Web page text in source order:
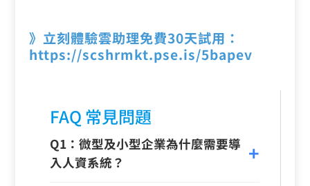
》立刻體驗雲助理免費30天試用：
https://scshrmkt.pse.is/5bapev
FAQ 常見問題
Q1：微型及小型企業為什麼需要導
入人資系統？